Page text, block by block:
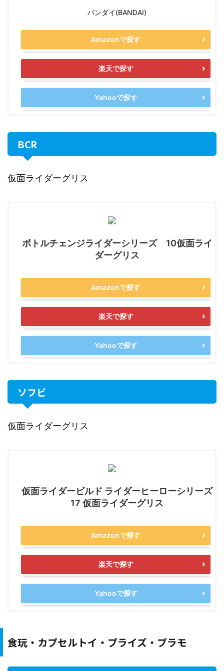
バンダイ(BANDAI)
Amazonで探す
楽天で探す
Yahooで探す
BCR
仮面ライダーグリス
ボトルチェンジライダーシリーズ 10仮面ライ
ダーグリス
Amazonで探す
楽天で探す
Yahooで探す
ソフビ
仮面ライダーグリス
仮面ライダービルド ライダーヒーローシリーズ
17 仮面ライダーグリス
Amazonで探す
楽天で探す
Yahooで探す
食玩・カプセルトイ・プライズ・プラモ